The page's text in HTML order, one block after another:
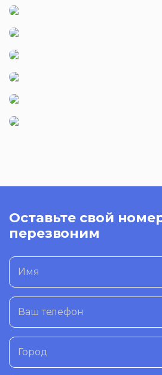
Оставьте свой
перезвоним
Имя
Ваш телефон
Город